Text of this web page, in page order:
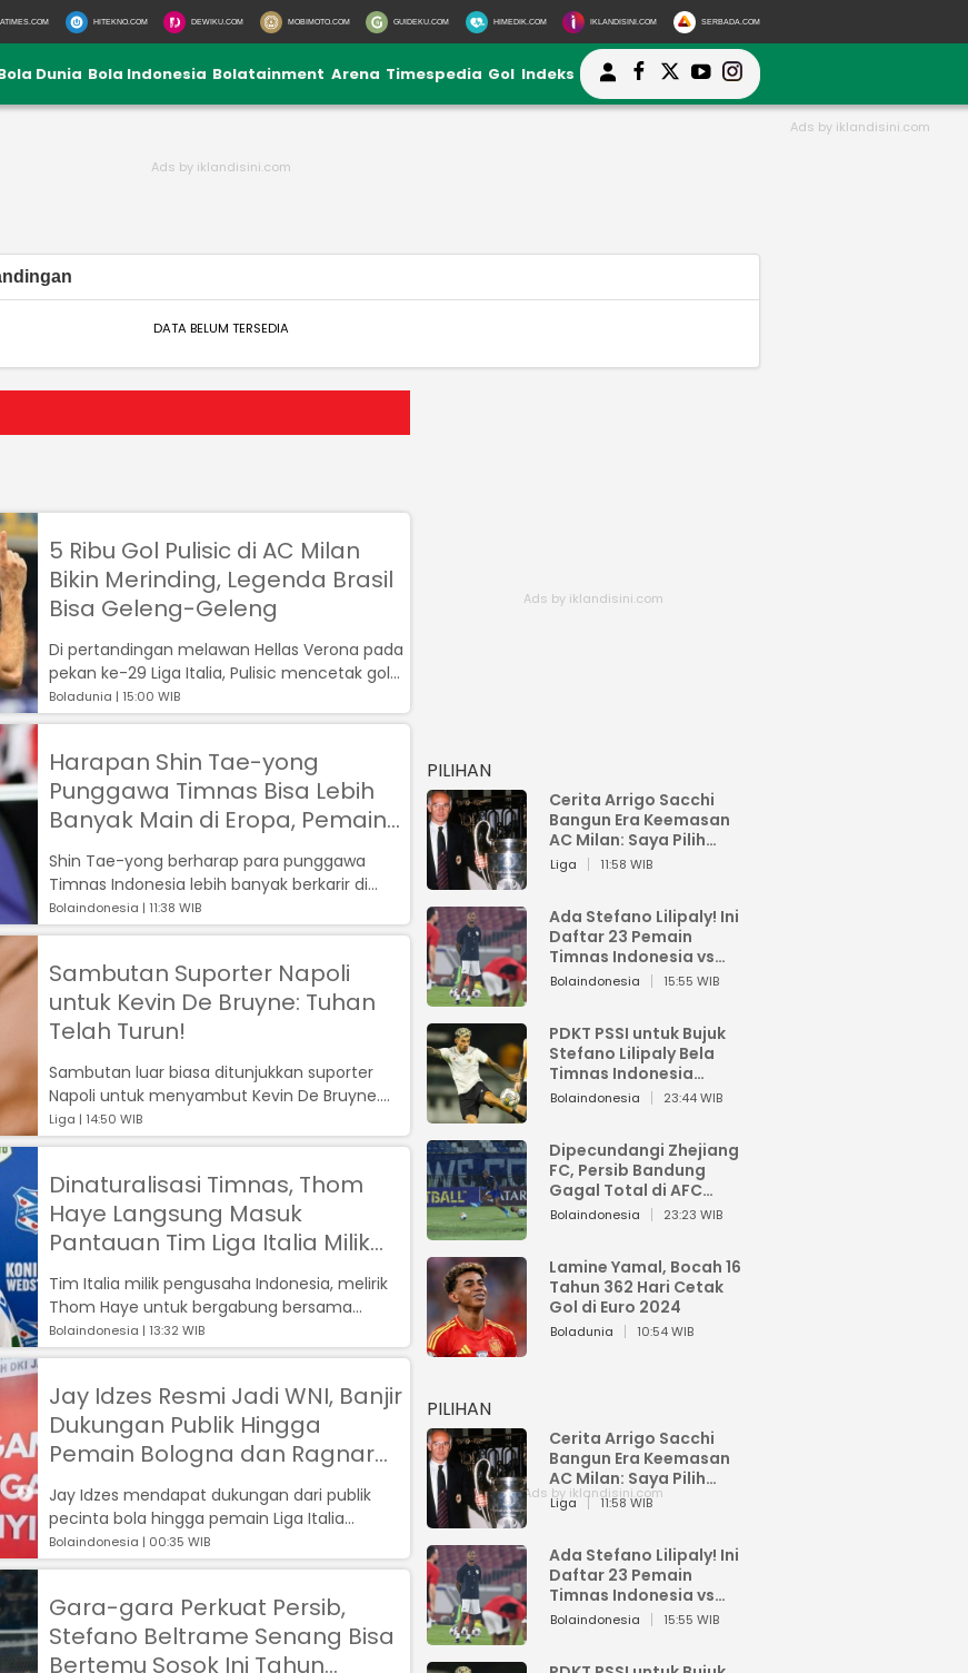
HITEKNO.COM DEWIKU.COM MOBIMOTO.COM GUIDEKU.COM HIMEDIK.COM IKLANDISINI.COM SERBADA.COM
Dunia Bola Indonesia Bolatainment Arena Timespedia Gol Indeks
DATA BELUM TERSEDIA
5 Ribu Gol Pulisic di AC Milan
Bikin Merinding, Legenda Brasil
Bisa Geleng-Geleng
Di pertandingan melawan Hellas Verona pada
pekan ke-29 Liga Italia, Pulisic mencetak gol
penting yang mencatat sejarah b...
Boladunia | 15:00 WIB
Harapan Shin Tae-yong
Punggawa Timnas Bisa Lebih
Banyak Main di Eropa, Pemain
Keturunan Ini Jadi Sorotan STY
Shin Tae-yong berharap para punggawa
Timnas Indonesia lebih banyak berkarir di
Eropa khususnya bisa cicipi Liga Italia, ...
Bolaindonesia | 11:38 WIB
Sambutan Suporter Napoli
untuk Kevin De Bruyne: Tuhan
Telah Turun!
Sambutan luar biasa ditunjukkan suporter
Napoli untuk menyambut Kevin De Bruyne....
Liga | 14:50 WIB
Dinaturalisasi Timnas, Thom
Haye Langsung Masuk
Pantauan Tim Liga Italia Milik
Pengusaha Indonesia
Tim Italia milik pengusaha Indonesia, melirik
Thom Haye untuk bergabung bersama
mereka. Calon Pemain naturalisasi Timnas...
Bolaindonesia | 13:32 WIB
Jay Idzes Resmi Jadi WNI, Banjir
Dukungan Publik Hingga
Pemain Bologna dan Ragnar
Oratmangoen
Jay Idzes mendapat dukungan dari publik
pecinta bola hingga pemain Liga Italia...
Bolaindonesia | 00:35 WIB
Gara-gara Perkuat Persib,
Stefano Beltrame Senang Bisa
Bertemu Sosok Ini Tahun
PILIHAN
Cerita Arrigo Sacchi
Bangun Era Keemasan
AC Milan: Saya Pilih
Pemain dari Isi Otaknya
Liga 11:58 WIB
Ada Stefano Lilipaly! Ini
Daftar 23 Pemain
Timnas Indonesia vs
China
Bolaindonesia 15:55 WIB
PDKT PSSI untuk Bujuk
Stefano Lilipaly Bela
Timnas Indonesia
Berakhir Berantakan
Bolaindonesia 23:44 WIB
Dipecundangi Zhejiang
FC, Persib Bandung
Gagal Total di AFC
Champions League Two
Bolaindonesia 23:23 WIB
Lamine Yamal, Bocah 16
Tahun 362 Hari Cetak
Gol di Euro 2024
Boladunia 10:54 WIB
PILIHAN
Cerita Arrigo Sacchi
Bangun Era Keemasan
AC Milan: Saya Pilih
Pemain dari Isi Otaknya
Liga 11:58 WIB
Ada Stefano Lilipaly! Ini
Daftar 23 Pemain
Timnas Indonesia vs
China
Bolaindonesia 15:55 WIB